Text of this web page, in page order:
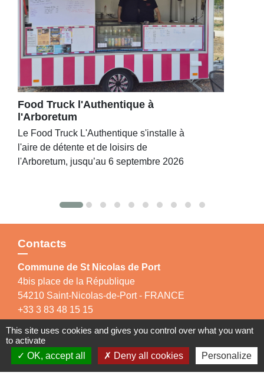
Food Truck l'Authentique à
l'Arboretum
Le Food Truck L'Authentique s'installe à
l'aire de détente et de loisirs de
l'Arboretum, jusqu’au 6 septembre 2026
Contacts
Commune de St Nicolas de Port
4bis place de la République
54210 Saint-Nicolas-de-Port - FRANCE
+33 3 83 48 15 15
This site uses cookies and gives you control over what you want
to activate
OK, accept all
Deny all cookies Personalize